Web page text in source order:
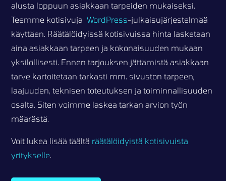
alusta loppuun asiakkaan tarpeiden mukaiseksi.
Teemme kotisivujaWordPress-julkaisujärjestelmää
käyttäen. Räätälöidyissä kotisivuissa hinta lasketaan
aina asiakkaan tarpeen ja kokonaisuuden mukaan
yksilöllisesti. Ennen tarjouksen jättämistä asiakkaan
tarve kartoitetaan tarkasti mm. sivuston tarpeen,
laajuuden, teknisen toteutuksen ja toiminnallisuuden
osalta. Siten voimme laskea tarkan arvion työn
määrästä.
Voit lukea lisää täältä räätälöidyistä kotisivuista
yritykselle.